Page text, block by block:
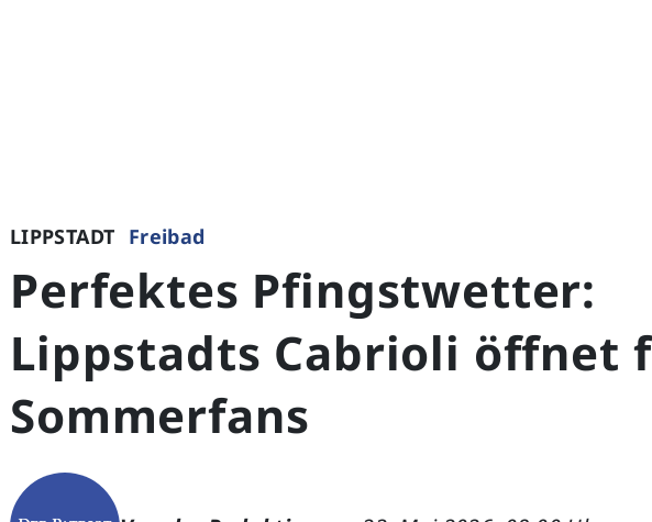
LIPPSTADT Freibad
Perfektes Pfingstwetter:
Lippstadts Cabrioli öffnet
Sommerfans